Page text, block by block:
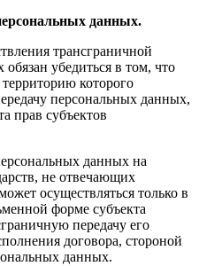
данных.
трансграничной
убедиться в том, что
которого
персональных данных,
прав субъектов
данных на
не отвечающих
осуществляться только в
форме субъекта
передачу его
договора, стороной
данных.